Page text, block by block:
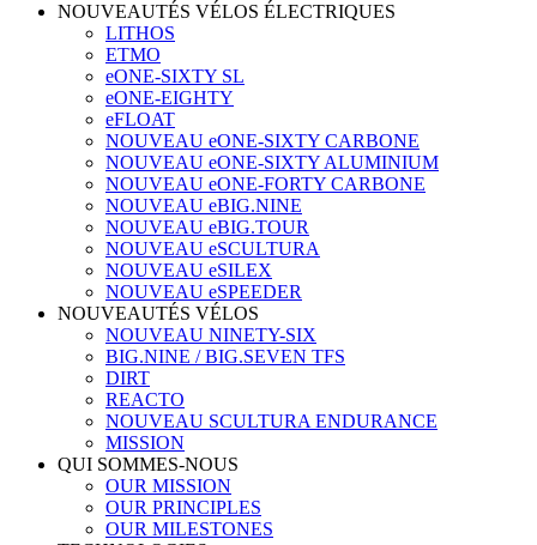
NOUVEAUTÉS VÉLOS ÉLECTRIQUES
LITHOS
ETMO
eONE-SIXTY SL
eONE-EIGHTY
eFLOAT
NOUVEAU eONE-SIXTY CARBONE
NOUVEAU eONE-SIXTY ALUMINIUM
NOUVEAU eONE-FORTY CARBONE
NOUVEAU eBIG.NINE
NOUVEAU eBIG.TOUR
NOUVEAU eSCULTURA
NOUVEAU eSILEX
NOUVEAU eSPEEDER
NOUVEAUTÉS VÉLOS
NOUVEAU NINETY-SIX
BIG.NINE / BIG.SEVEN TFS
DIRT
REACTO
NOUVEAU SCULTURA ENDURANCE
MISSION
QUI SOMMES-NOUS
OUR MISSION
OUR PRINCIPLES
OUR MILESTONES